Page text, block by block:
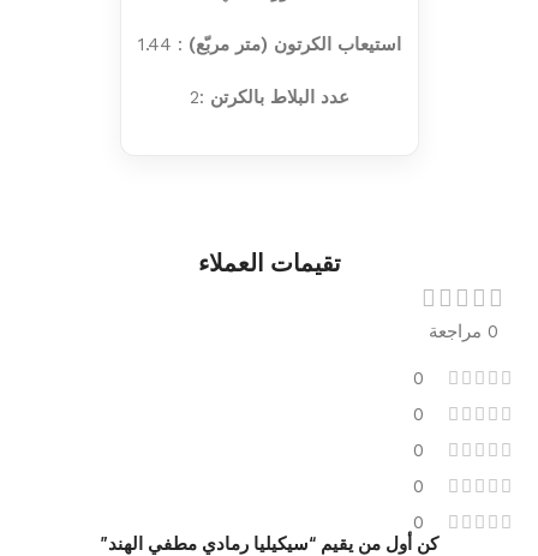
استيعاب الكرتون (متر مربّع) : 1.44
عدد البلاط بالكرتن :2
تقيمات العملاء
0 مراجعة
0
0
0
0
0
كن أول من يقيم “سيكيليا رمادي مطفي الهند”